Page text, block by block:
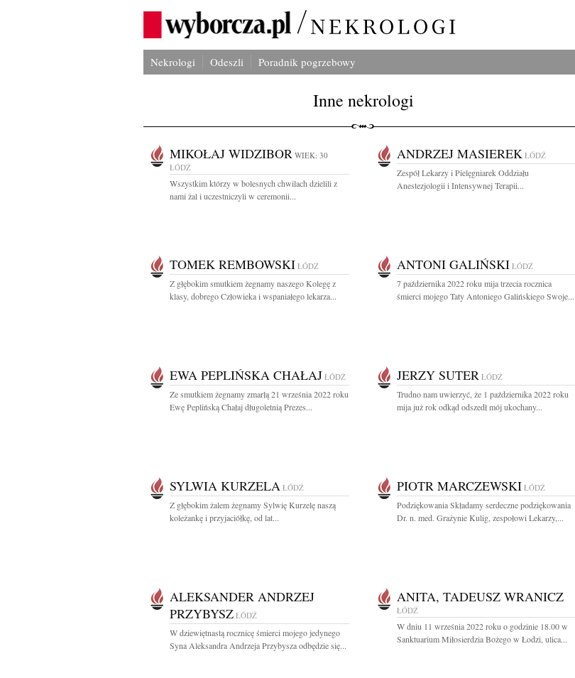
Nekrologi Odeszli Poradnik pogrzebowy
Inne nekrologi
MIKOŁAJ WIDZIBOR WIEK: 30
ŁÓDŹ
Wszystkim którzy w bolesnych chwilach dzielili z
nami żal i uczestniczyli w ceremonii...
ANDRZEJ MASIEREK ŁÓDŹ
Zespół Lekarzy i Pielęgniarek Oddziału
Anestezjologii i Intensywnej Terapii...
TOMEK REMBOWSKI ŁÓDŹ
Z głębokim smutkiem żegnamy naszego Kolegę z
klasy, dobrego Człowieka i wspaniałego lekarza...
ANTONI GALIŃSKI ŁÓDŹ
7 października 2022 roku mija trzecia rocznica
śmierci mojego Taty Antoniego Galińskiego Swoje...
EWA PEPLIŃSKA CHAŁAJ ŁÓDŹ
Ze smutkiem żegnamy zmarłą 21 września 2022 roku
Ewę Peplińską Chałaj długoletnią Prezes...
JERZY SUTER ŁÓDŹ
Trudno nam uwierzyć, że 1 października 2022 roku
mija już rok odkąd odszedł mój ukochany...
SYLWIA KURZELA ŁÓDŹ
Z głębokim żalem żegnamy Sylwię Kurzelę naszą
koleżankę i przyjaciółkę, od lat...
PIOTR MARCZEWSKI ŁÓDŹ
Podziękowania Składamy serdeczne podziękowania
Dr. n. med. Grażynie Kulig, zespołowi Lekarzy,...
ALEKSANDER ANDRZEJ
PRZYBYSZ ŁÓDŹ
W dziewiętnastą rocznicę śmierci mojego jedynego
Syna Aleksandra Andrzeja Przybysza odbędzie się...
ANITA, TADEUSZ WRANICZ
ŁÓDŹ
W dniu 11 września 2022 roku o godzinie 18.00 w
Sanktuarium Miłosierdzia Bożego w Łodzi, ulica...